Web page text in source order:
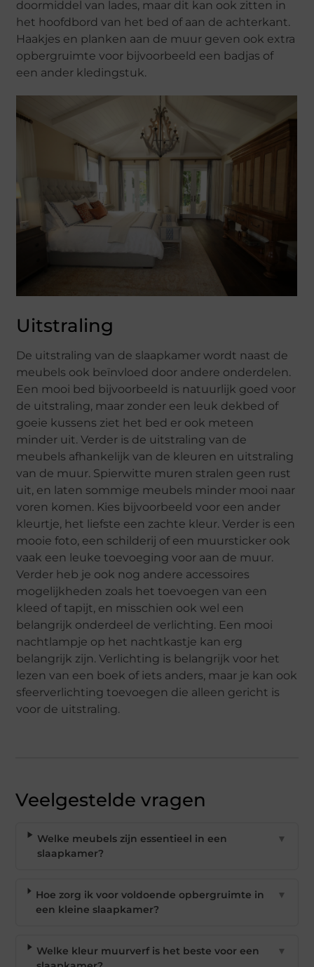
doormiddel van lades, maar dit kan ook zitten in
het hoofdbord van het bed of aan de achterkant.
Haakjes en planken aan de muur geven ook extra
opbergruimte voor bijvoorbeeld een badjas of
een ander kledingstuk.
Uitstraling
De uitstraling van de slaapkamer wordt naast de
meubels ook beïnvloed door andere onderdelen.
Een mooi bed bijvoorbeeld is natuurlijk goed voor
de uitstraling, maar zonder een leuk dekbed of
goeie kussens ziet het bed er ook meteen
minder uit. Verder is de uitstraling van de
meubels afhankelijk van de kleuren en uitstraling
van de muur. Spierwitte muren stralen geen rust
uit, en laten sommige meubels minder mooi naar
voren komen. Kies bijvoorbeeld voor een ander
kleurtje, het liefste een zachte kleur. Verder is een
mooie foto, een schilderij of een muursticker ook
vaak een leuke toevoeging voor aan de muur.
Verder heb je ook nog andere accessoires
mogelijkheden zoals het toevoegen van een
kleed of tapijt, en misschien ook wel een
belangrijk onderdeel de verlichting. Een mooi
nachtlampje op het nachtkastje kan erg
belangrijk zijn. Verlichting is belangrijk voor het
lezen van een boek of iets anders, maar je kan ook
sfeerverlichting toevoegen die alleen gericht is
voor de uitstraling.
Veelgestelde vragen
Welke meubels zijn essentieel in een
slaapkamer?
▼
Hoe zorg ik voor voldoende opbergruimte in
een kleine slaapkamer?
▼
Welke kleur muurverf is het beste voor een
▼